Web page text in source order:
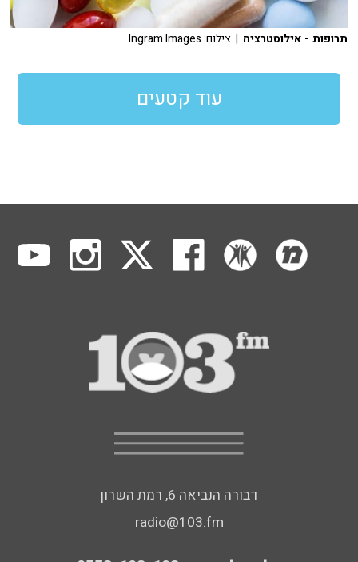
תרופות - אילוסטרציה | צילום: Ingram Images
עוד קטעים
דבורה הנביאה 6, רמת השרון
radio@103.fm